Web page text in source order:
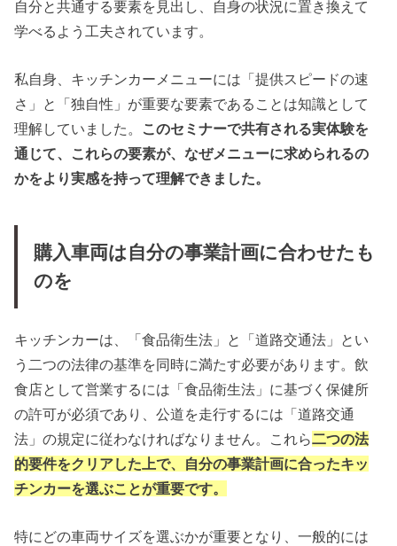
自分と共通する要素を見出し、自身の状況に置き換えて
学べるよう工夫されています。
私自身、キッチンカーメニューには「提供スピードの速
さ」と「独自性」が重要な要素であることは知識として
理解していました。 このセミナーで共有される実体験を
通じて、これらの要素が、なぜメニューに求められるの
かをより実感を持って理解できました。
購入車両は自分の事業計画に合わせたも
のを
キッチンカーは、「食品衛生法」と「道路交通法」とい
う二つの法律の基準を同時に満たす必要があります。飲
食店として営業するには「食品衛生法」に基づく保健所
の許可が必須であり、公道を走行するには「道路交通
法」の規定に従わなければなりません。これら二つの法
的要件をクリアした上で、自分の事業計画に合ったキッ
チンカーを選ぶことが重要です。
特にどの車両サイズを選ぶかが重要となり、一般的には